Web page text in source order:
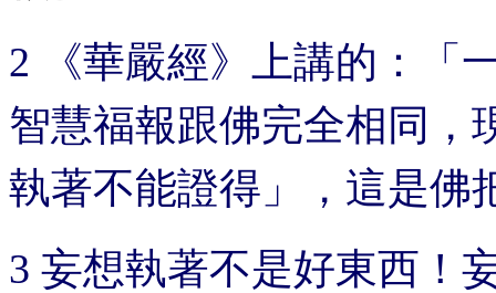
2 《華嚴經》上講的：「
智慧福報跟佛完全相同，
執著不能證得」，這是佛
3 妄想執著不是好東西！